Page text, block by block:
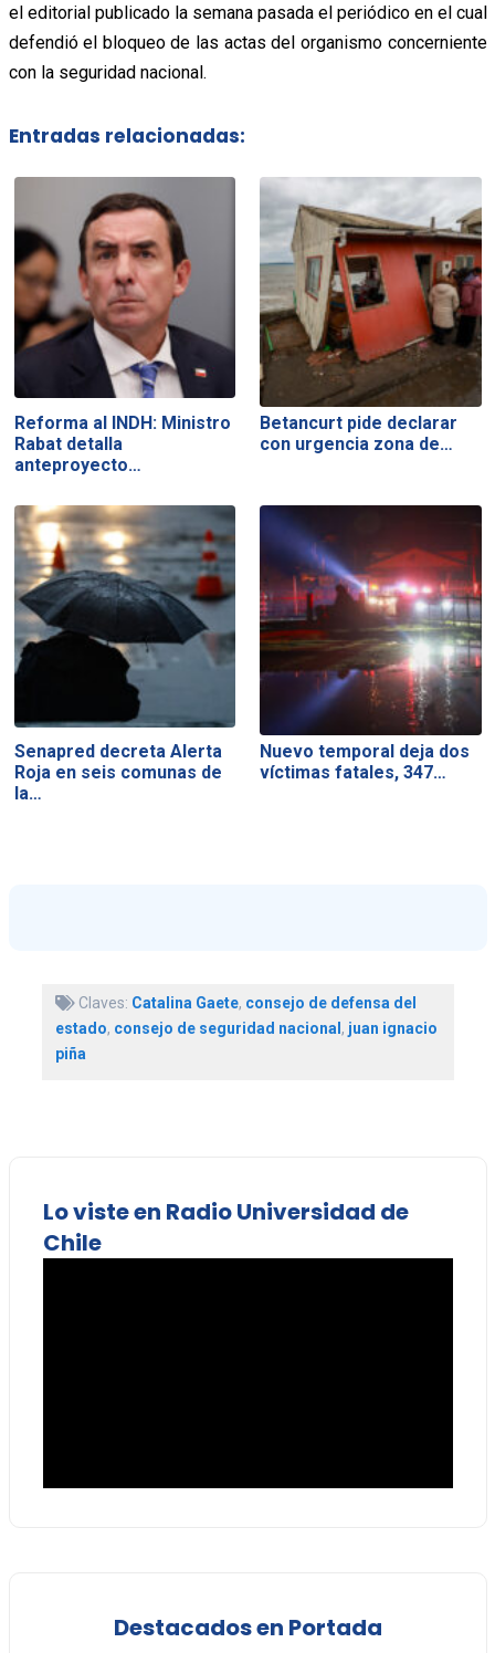
el editorial publicado la semana pasada el periódico en el cual
defendió el bloqueo de las actas del organismo concerniente
con la seguridad nacional.
Entradas relacionadas:
Reforma al INDH: Ministro
Rabat detalla
anteproyecto…
Betancurt pide declarar
con urgencia zona de…
Senapred decreta Alerta
Roja en seis comunas de
la…
Nuevo temporal deja dos
víctimas fatales, 347…
Claves: Catalina Gaete, consejo de defensa del
estado, consejo de seguridad nacional, juan ignacio
piña
Lo viste en Radio Universidad de
Chile
Destacados en Portada